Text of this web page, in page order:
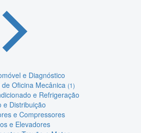
e Diagnóstico
Oficina Mecânica (1)
e Refrigeração
e Distribuição
e Compressores
e Elevadores